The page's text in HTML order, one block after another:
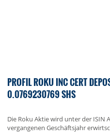
PROFIL ROKU INC CERT
0.0769230769 SHS
Die Roku Aktie wird unter der ISIN
vergangenen Geschäftsjahr